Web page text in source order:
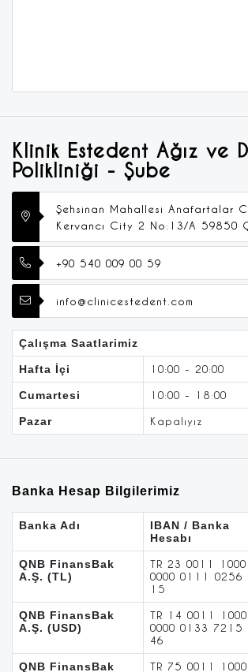
Klinik Estedent Ağız ve
Polikliniği - Şube
Şehsinan Mahallesi Anafartalar
Kervancı City 2 No:13/A 59850
+90 540 009 00 59
info@clinicestedent.com
Çalışma Saatlarimiz
Hafta İçi 10:00 - 20:00
Cumartesi 10:00 - 18:00
Pazar Kapalıyız
Banka Hesap Bilgilerimiz
Banka Adı
IBAN / Banka
Hesabı
QNB FinansBak
A.Ş. (TL)
TR 23 0011 1000
0000 0111 0256
15
QNB FinansBak
A.Ş. (USD)
TR 14 0011 1000
0000 0133 7215
46
QNB FinansBak TR 75 0011 1000